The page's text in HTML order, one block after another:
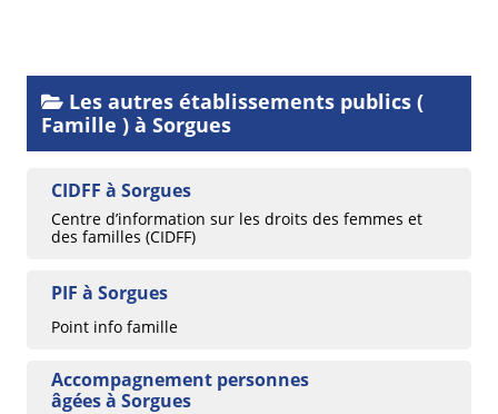
Les autres établissements publics (
Famille ) à Sorgues
CIDFF à Sorgues
Centre d’information sur les droits des femmes et
des familles (CIDFF)
PIF à Sorgues
Point info famille
Accompagnement personnes
âgées à Sorgues